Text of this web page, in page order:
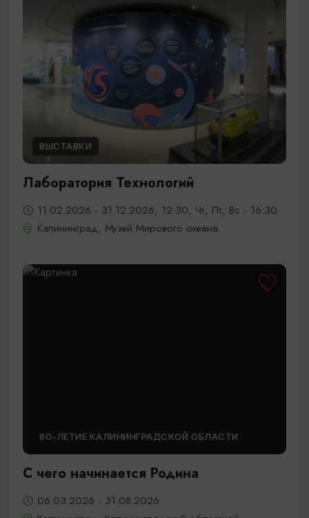
ВЫСТАВКИ
Лаборатория Технологий
11.02.2026 - 31.12.2026, 12:30, Чт, Пт, Вс - 16:30
Калининград, Музей Мирового океана
80-ЛЕТИЕ КАЛИНИНГРАДСКОЙ ОБЛАСТИ
С чего начинается Родина
06.03.2026 - 31.08.2026